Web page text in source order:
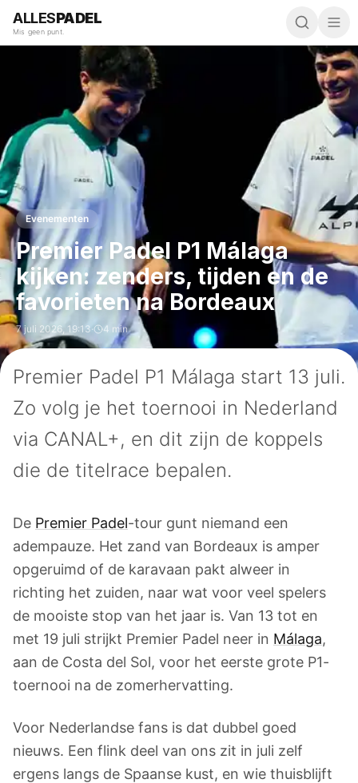
ALLESPADEL
Mis geen punt.
Evenementen
Premier Padel P1 Málaga
kijken: zenders, tijden en de
favorieten na Bordeaux
7 juli 2026, 19:13· 4 min
Premier Padel P1 Málaga start 13 juli.
Zo volg je het toernooi in Nederland
via CANAL+, en dit zijn de koppels
die de titelrace bepalen.
De Premier Padel-tour gunt niemand een
adempauze. Het zand van Bordeaux is amper
opgeruimd of de karavaan pakt alweer in
richting het zuiden, naar wat voor veel spelers
de mooiste stop van het jaar is. Van 13 tot en
met 19 juli strijkt Premier Padel neer in Málaga,
aan de Costa del Sol, voor het eerste grote P1-
toernooi na de zomerhervatting.
Voor Nederlandse fans is dat dubbel goed
nieuws. Een flink deel van ons zit in juli zelf
ergens langs de Spaanse kust, en wie thuisblijft